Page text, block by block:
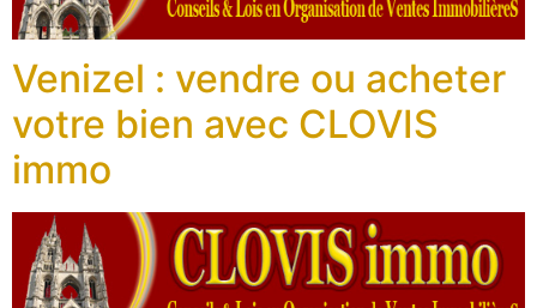
Venizel : vendre ou acheter
votre bien avec CLOVIS
immo